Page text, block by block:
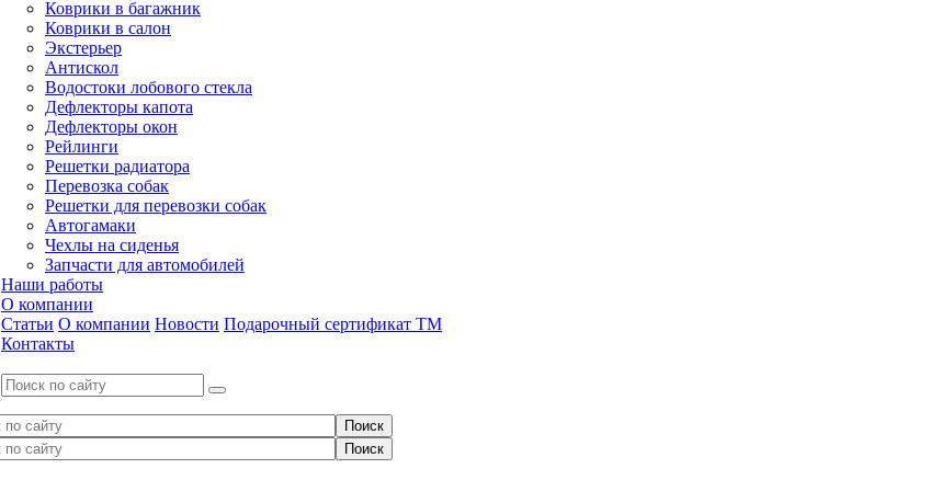
Коврики в багажник
Коврики в салон
Экстерьер
Антискол
Водостоки лобового стекла
Дефлекторы капота
Дефлекторы окон
Рейлинги
Решетки радиатора
Перевозка собак
Решетки для перевозки собак
Автогамаки
Чехлы на сиденья
Запчасти для автомобилей
Наши работы
О компании
Статьи О компании Новости Подарочный сертификат ТМ
Контакты